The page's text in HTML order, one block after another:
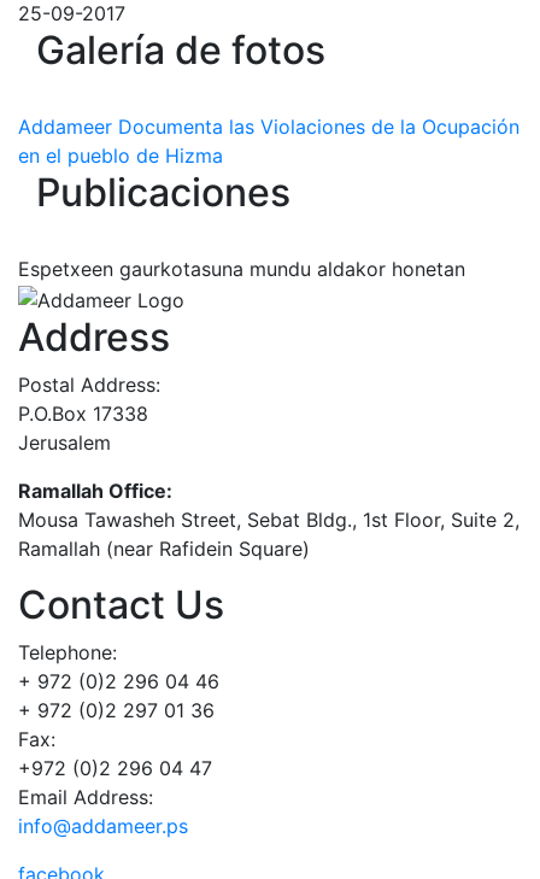
25-09-2017
Galería de fotos
Addameer Documenta las Violaciones de la Ocupación
en el pueblo de Hizma
Publicaciones
Espetxeen gaurkotasuna mundu aldakor honetan
Address
Postal Address:
P.O.Box 17338
Jerusalem
Ramallah Office:
Mousa Tawasheh Street, Sebat Bldg., 1st Floor, Suite 2,
Ramallah (near Rafidein Square)
Contact Us
Telephone:
+ 972 (0)2 296 04 46
+ 972 (0)2 297 01 36
Fax:
+972 (0)2 296 04 47
Email Address:
info@addameer.ps
facebook